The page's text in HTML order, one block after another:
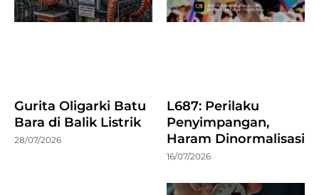
Gurita Oligarki Batu
Bara di Balik Listrik
28/07/2026
L687: Perilaku
Penyimpangan,
Haram Dinormalisasi
16/07/2026